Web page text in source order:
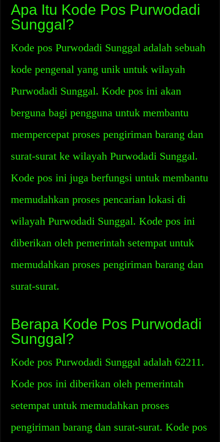
Apa Itu Kode Pos Purwodadi
Sunggal?
Kode pos Purwodadi Sunggal adalah sebuah
kode pengenal yang unik untuk wilayah
Purwodadi Sunggal. Kode pos ini akan
berguna bagi pengguna untuk membantu
mempercepat proses pengiriman barang dan
surat-surat ke wilayah Purwodadi Sunggal.
Kode pos ini juga berfungsi untuk membantu
memudahkan proses pencarian lokasi di
wilayah Purwodadi Sunggal. Kode pos ini
diberikan oleh pemerintah setempat untuk
memudahkan proses pengiriman barang dan
surat-surat.
Berapa Kode Pos Purwodadi
Sunggal?
Kode pos Purwodadi Sunggal adalah 62211.
Kode pos ini diberikan oleh pemerintah
setempat untuk memudahkan proses
pengiriman barang dan surat-surat. Kode pos